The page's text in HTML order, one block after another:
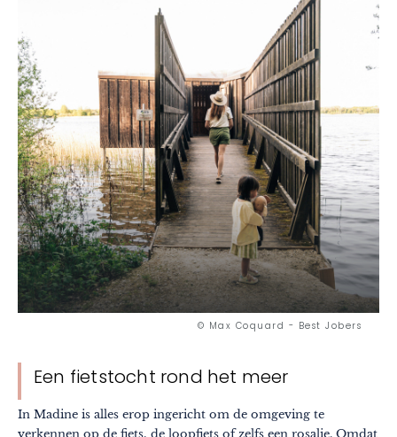
© Max Coquard - Best Jobers
Een fietstocht rond het meer
In Madine is alles erop ingericht om de omgeving te
verkennen op de fiets, de loopfiets of zelfs een rosalie. Omdat